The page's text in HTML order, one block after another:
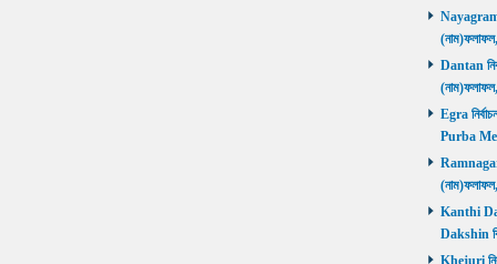
Nayagram
Dantan
Egra
Purba
Ramnagar
Kanthi
Dakshin
Khejuri